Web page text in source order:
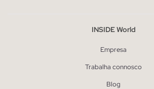
INSIDE World
Empresa
Trabalha connosco
Blog